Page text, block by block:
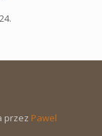
przez Pawel